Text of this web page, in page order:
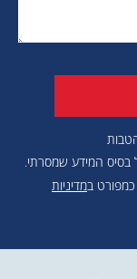
בסיס המידע שמסרתי.
במדיניות